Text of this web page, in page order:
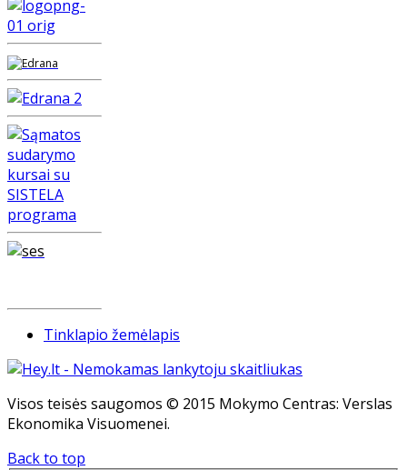
Tinklapio žemėlapis
Visos teisės saugomos © 2015 Mokymo Centras: Verslas
Ekonomika Visuomenei.
Back to top